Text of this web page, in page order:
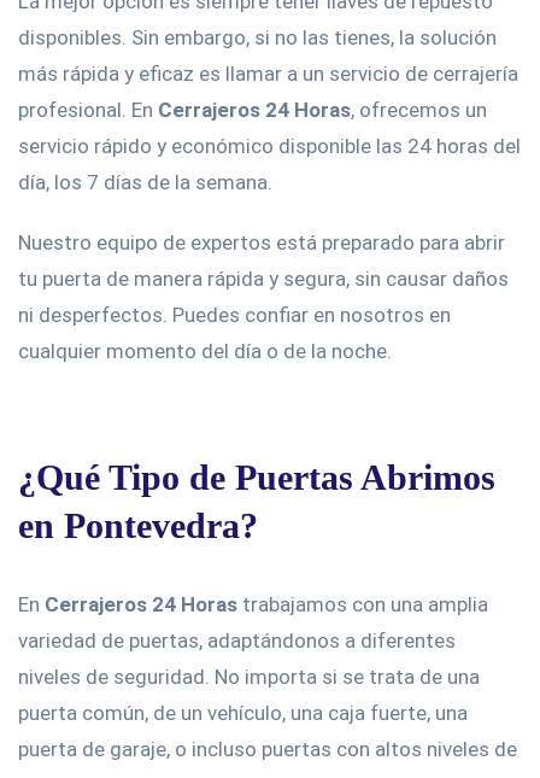
disponibles. Sin embargo, si no las tienes, la solución
más rápida y eficaz es llamar a un servicio de cerrajería
profesional. En Cerrajeros 24 Horas, ofrecemos un
servicio rápido y económico disponible las 24 horas del
día, los 7 días de la semana.
Nuestro equipo de expertos está preparado para abrir
tu puerta de manera rápida y segura, sin causar daños
ni desperfectos. Puedes confiar en nosotros en
cualquier momento del día o de la noche.
¿Qué Tipo de Puertas Abrimos
en Pontevedra?
En Cerrajeros 24 Horas trabajamos con una amplia
variedad de puertas, adaptándonos a diferentes
niveles de seguridad. No importa si se trata de una
puerta común, de un vehículo, una caja fuerte, una
puerta de garaje, o incluso puertas con altos niveles de